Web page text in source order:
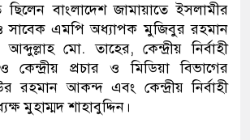
বাংলাদেশ জামায়াতে ইসলামীর
সাবেক এমপি অধ্যাপক মুজিবুর রহমান
মো. তাহের, কেন্দ্রীয় নির্বাহী
প্রচার ও মিডিয়া বিভাগের
রহমান আকন্দ এবং কেন্দ্রীয় নির্বাহী
মুহাম্মদ শাহাবুদ্দিন।